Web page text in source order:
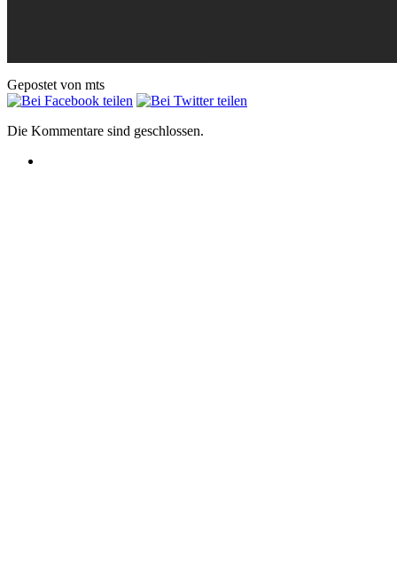
Gepostet von mts
Die Kommentare sind geschlossen.